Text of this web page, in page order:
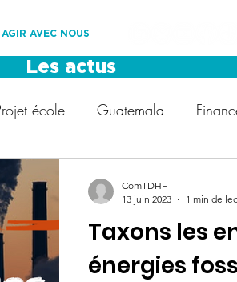
AGIR AVEC NOUS
Les actus
école Guatemala
des enfants Voyage solidaire
Taxons les
énergies
ComTDHF
13 juin 2023
1 min de